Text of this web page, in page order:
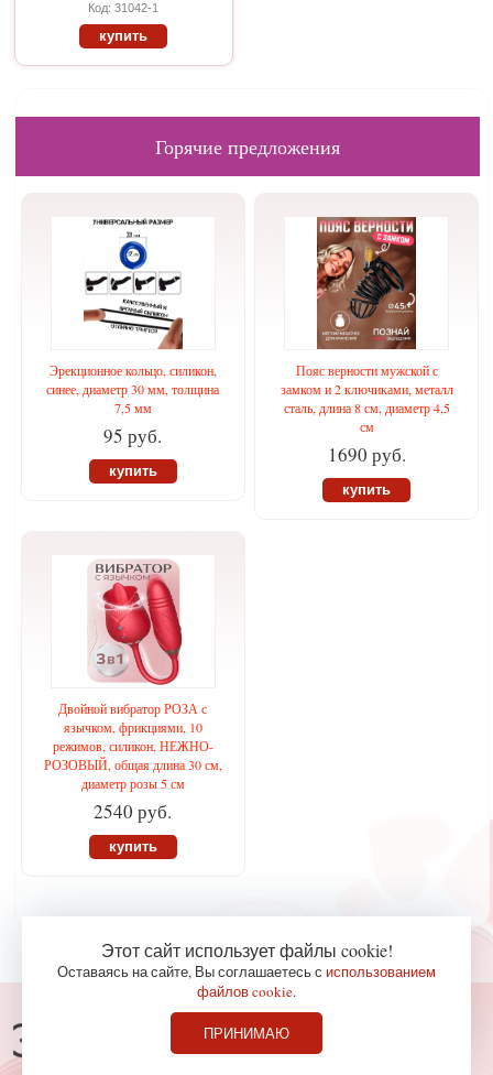
Код: 31042-1
купить
Горячие предложения
Эрекционное кольцо, силикон,
синее, диаметр 30 мм, толщина
7,5 мм
95 руб.
купить
Пояс верности мужской с
замком и 2 ключиками, металл
сталь, длина 8 см, диаметр 4,5
см
1690 руб.
купить
Двойной вибратор РОЗА с
язычком, фрикциями, 10
режимов, силикон, НЕЖНО-
РОЗОВЫЙ, общая длина 30 см,
диаметр розы 5 см
2540 руб.
купить
Консультации по телефону
Этот сайт использует файлы cookie!
Оставаясь на сайте, Вы соглашаетесь с использованием
файлов cookie.
ПРИНИМАЮ